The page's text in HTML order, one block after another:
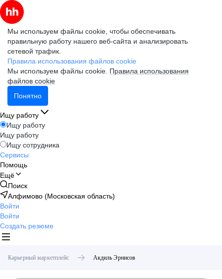
Мы используем файлы cookie, чтобы обеспечивать
правильную работу нашего веб-сайта и анализировать
сетевой трафик.
Правила использования файлов cookie
Мы используем файлы cookie. Правила использования
файлов cookie
Понятно
Ищу работу
Ищу работу
Ищу работу
Ищу сотрудника
Сервисы
Помощь
Ещё
Поиск
Алфимово (Московская область)
Войти
Войти
Создать резюме
Карьерный маркетплейс Акдиль Эрнисов